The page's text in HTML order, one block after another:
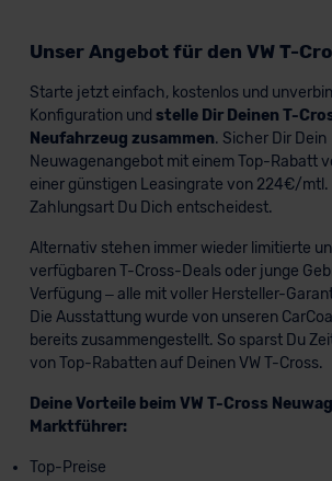
Unser Angebot für den VW T-
Starte jetzt einfach, kostenlos und
Konfiguration und stelle Dir Deinen T-
Neufahrzeug zusammen. Sicher Dir Dein
Neuwagenangebot mit einem Top-Rabatt
einer günstigen Leasingrate von 224€/
Zahlungsart Du Dich entscheidest.
Alternativ stehen immer wieder limitierte
verfügbaren T-Cross-Deals oder junge
Verfügung – alle mit voller Hersteller-
Die Ausstattung wurde von unseren
bereits zusammengestellt. So sparst Du
von Top-Rabatten auf Deinen VW T-Cross.
Deine Vorteile beim VW T-Cross
Marktführer:
Top-Preise